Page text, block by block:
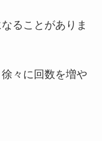
ることがありま
々に回数を増や